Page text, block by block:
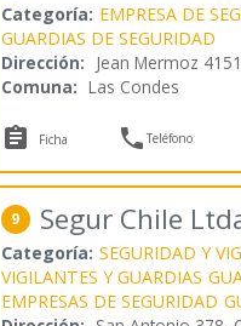
Categoría: EMPRESA DE
GUARDIAS DE SEGURIDAD
Dirección: Jean Mermoz
Comuna: Las Condes
 Ficha Teléfono
9 Segur Chile
Categoría: SEGURIDAD Y
VIGILANTES Y GUARDIAS
EMPRESAS DE SEGURIDAD